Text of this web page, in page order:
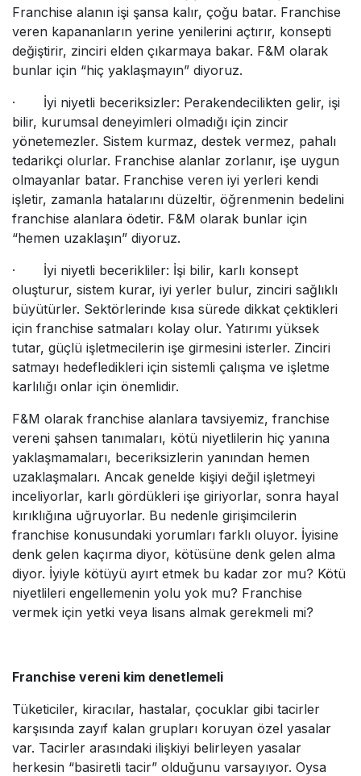
Franchise alanın işi şansa kalır, çoğu batar. Franchise
veren kapananların yerine yenilerini açtırır, konsepti
değiştirir, zinciri elden çıkarmaya bakar. F&M olarak
bunlar için “hiç yaklaşmayın” diyoruz.
· İyi niyetli beceriksizler: Perakendecilikten gelir, işi
bilir, kurumsal deneyimleri olmadığı için zincir
yönetemezler. Sistem kurmaz, destek vermez, pahalı
tedarikçi olurlar. Franchise alanlar zorlanır, işe uygun
olmayanlar batar. Franchise veren iyi yerleri kendi
işletir, zamanla hatalarını düzeltir, öğrenmenin bedelini
franchise alanlara ödetir. F&M olarak bunlar için
“hemen uzaklaşın” diyoruz.
· İyi niyetli becerikliler: İşi bilir, karlı konsept
oluşturur, sistem kurar, iyi yerler bulur, zinciri sağlıklı
büyütürler. Sektörlerinde kısa sürede dikkat çektikleri
için franchise satmaları kolay olur. Yatırımı yüksek
tutar, güçlü işletmecilerin işe girmesini isterler. Zinciri
satmayı hedefledikleri için sistemli çalışma ve işletme
karlılığı onlar için önemlidir.
F&M olarak franchise alanlara tavsiyemiz, franchise
vereni şahsen tanımaları, kötü niyetlilerin hiç yanına
yaklaşmamaları, beceriksizlerin yanından hemen
uzaklaşmaları. Ancak genelde kişiyi değil işletmeyi
inceliyorlar, karlı gördükleri işe giriyorlar, sonra hayal
kırıklığına uğruyorlar. Bu nedenle girişimcilerin
franchise konusundaki yorumları farklı oluyor. İyisine
denk gelen kaçırma diyor, kötüsüne denk gelen alma
diyor. İyiyle kötüyü ayırt etmek bu kadar zor mu? Kötü
niyetlileri engellemenin yolu yok mu? Franchise
vermek için yetki veya lisans almak gerekmeli mi?
Franchise vereni kim denetlemeli
Tüketiciler, kiracılar, hastalar, çocuklar gibi tacirler
karşısında zayıf kalan grupları koruyan özel yasalar
var. Tacirler arasındaki ilişkiyi belirleyen yasalar
herkesin “basiretli tacir” olduğunu varsayıyor. Oysa